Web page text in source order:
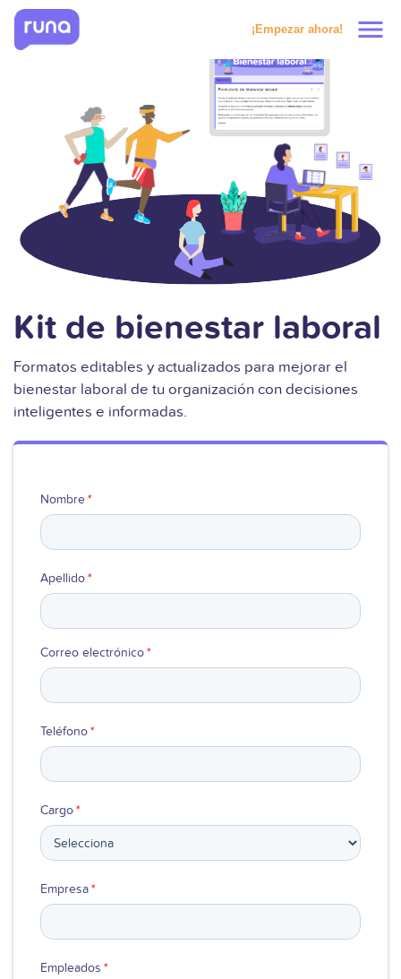
¡Empezar ahora! menu
Soluciones
Clientes
Solicitar prueba
Kit de bienestar laboral
Formatos editables y actualizados para mejorar el
bienestar laboral de tu organización con decisiones
inteligentes e informadas.
Nombre*
Apellido*
Correo electrónico*
Teléfono*
Cargo*
Empresa*
Empleados *